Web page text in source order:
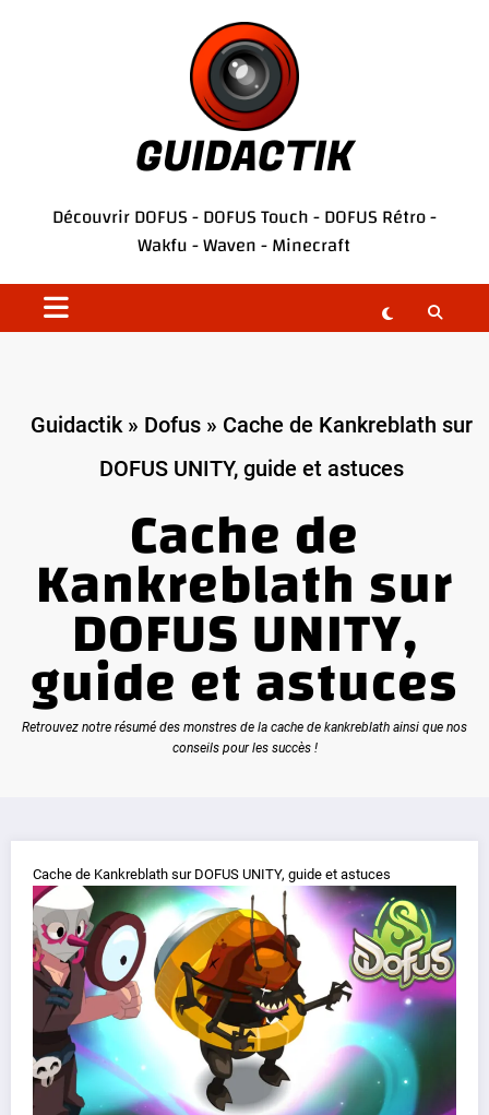
GUIDACTIK
DécouvrirDOFUS-DOFUS Touch-DOFUS Rétro-
Wakfu-Waven-Minecraft
Guidactik» Dofus » Cache de Kankreblath sur
DOFUS UNITY, guide et astuces
Cache de
Kankreblath sur
DOFUS UNITY,
guide et astuces
Retrouvez notre résumé des monstres de la cache de kankreblath ainsi que nos
conseils pour les succès !
Cache de Kankreblath sur DOFUS UNITY, guide et astuces